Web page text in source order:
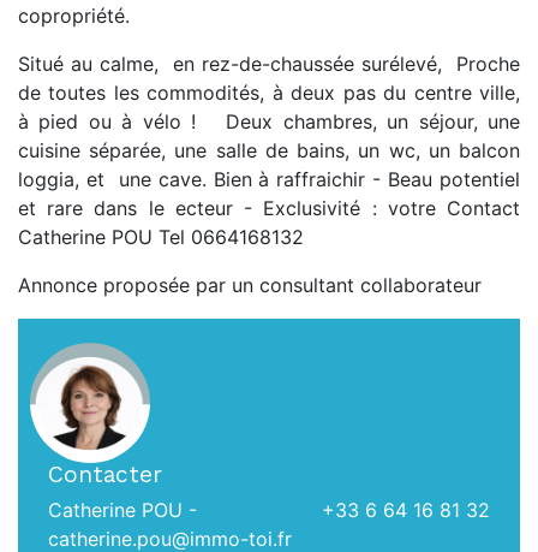
copropriété.
Situé au calme, en rez-de-chaussée surélevé, Proche
de toutes les commodités, à deux pas du centre ville,
à pied ou à vélo ! Deux chambres, un séjour, une
cuisine séparée, une salle de bains, un wc, un balcon
loggia, et une cave. Bien à raffraichir - Beau potentiel
et rare dans le ecteur - Exclusivité : votre Contact
Catherine POU Tel 0664168132
Annonce proposée par un consultant collaborateur
Contacter
Catherine POU -
+33 6 64 16 81 32
catherine.pou@immo-toi.fr